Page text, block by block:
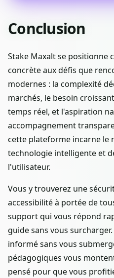
Conclusion
Stake Maxalt se positionne
concrète aux défis que
modernes : la complexité
marchés, le besoin
temps réel, et l'aspiration
accompagnement
cette plateforme incarne le
technologie intelligente et
l'utilisateur.
Vous y trouverez une
accessibilité à portée de
support qui vous répond
guide sans vous
informé sans vous
pédagogiques vous
pensé pour que vous